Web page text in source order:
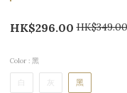
HK$296.00 HK$349.00
Color : 黑
灰 黑